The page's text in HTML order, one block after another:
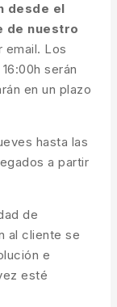
desde el
de nuestro
email. Los
serán
en un plazo
hasta las
a partir
de
al cliente se
e
esté